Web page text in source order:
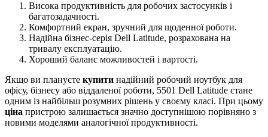
Висока продуктивність для робочих застосунків і
багатозадачності.
Комфортний екран, зручний для щоденної роботи.
Надійна бізнес-серія Dell Latitude, розрахована на
тривалу експлуатацію.
Хороший баланс можливостей і вартості.
Якщо ви плануєте купити надійний робочий ноутбук для
офісу, бізнесу або віддаленої роботи, 5501 Dell Latitude стане
одним із найбільш розумних рішень у своєму класі. При цьому
ціна пристрою залишається значно доступнішою порівняно з
новими моделями аналогічної продуктивності.